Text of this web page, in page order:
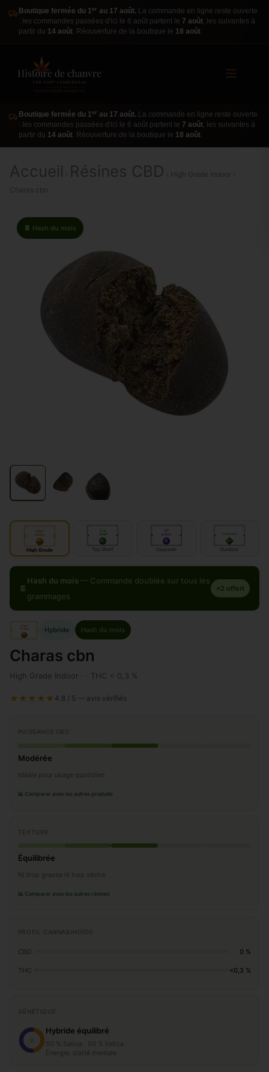
Boutique fermée du 1er au 17 août. La commande en ligne reste ouverte
: les commandes passées d'ici le 6 août partent le 7 août, les suivantes à
partir du 14 août. Réouverture de la boutique le 18 août.
Boutique fermée du 1er au 17 août. La commande en ligne reste ouverte
: les commandes passées d'ici le 6 août partent le 7 août, les suivantes à
partir du 14 août. Réouverture de la boutique le 18 août.
Accueil Résines CBD
› High Grade Indoor ›
Charas cbn
🍫 Hash du mois
High
Grade
IN
High Grade
Top
Shelf
Top Shelf
grade
Upgrade
Organique
door
Outdoor
🍫
Hash du mois — Commande doublée sur tous les
grammages
×2 offert
High
Grade Hybride Hash du mois
Charas cbn
High Grade Indoor · · THC < 0,3 %
★★★★★ 4.8 / 5 — avis vérifiés
Modérée
Idéale pour usage quotidien
📊 Comparer avec les autres produits
Équilibrée
Ni trop grasse ni trop sèche
📊 Comparer avec les autres résines
CBD 0 %
THC <0,3 %
S
Hybride équilibré
50 % Sativa · 50 % Indica
Énergie, clarté mentale